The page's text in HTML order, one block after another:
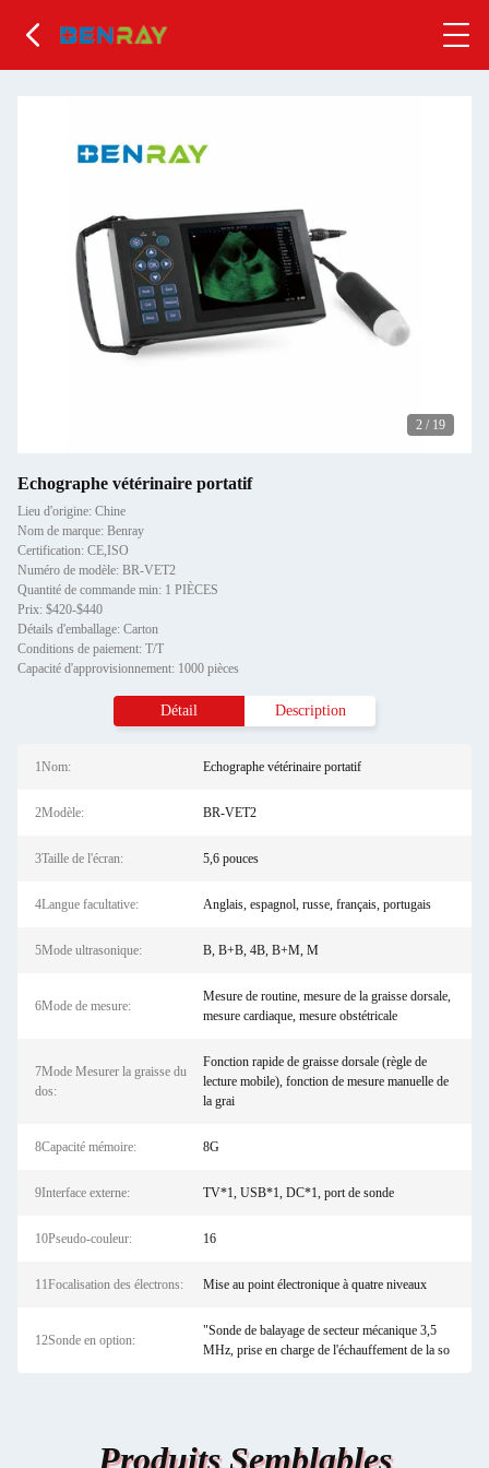
2 / 19
Echographe vétérinaire portatif
Lieu d'origine: Chine
Nom de marque: Benray
Certification: CE,ISO
Numéro de modèle: BR-VET2
Quantité de commande min: 1 PIÈCES
Prix: $420-$440
Détails d'emballage: Carton
Conditions de paiement: T/T
Capacité d'approvisionnement: 1000 pièces
Détail Description
1Nom: Echographe vétérinaire portatif
2Modèle: BR-VET2
3Taille de l'écran: 5,6 pouces
4Langue facultative: Anglais, espagnol, russe, français, portugais
5Mode ultrasonique: B, B+B, 4B, B+M, M
6Mode de mesure:
Mesure de routine, mesure de la graisse dorsale,
mesure cardiaque, mesure obstétricale
7Mode Mesurer la graisse du
dos:
Fonction rapide de graisse dorsale (règle de
lecture mobile), fonction de mesure manuelle de
la grai
8Capacité mémoire: 8G
9Interface externe: TV*1, USB*1, DC*1, port de sonde
10Pseudo-couleur: 16
11Focalisation des électrons: Mise au point électronique à quatre niveaux
12Sonde en option:
"Sonde de balayage de secteur mécanique 3,5
MHz, prise en charge de l'échauffement de la so
Produits Semblables